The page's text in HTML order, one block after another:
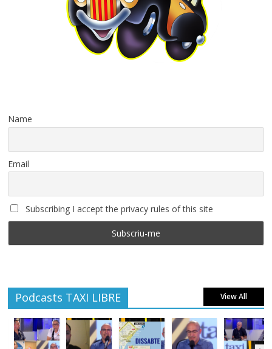
Name
Email
Subscribing I accept the privacy rules of this site
Podcasts TAXI LIBRE View All